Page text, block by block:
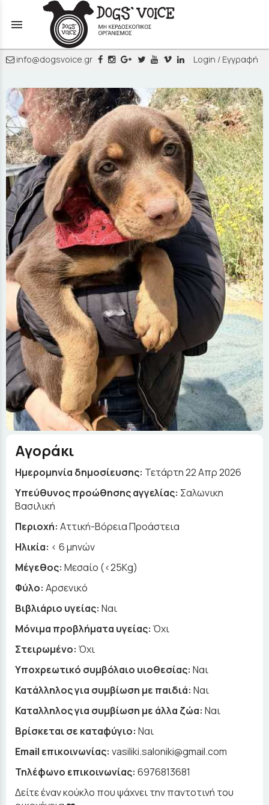
menu
info@dogsvoice.gr Login / Εγγραφή
Αγοράκι
Ημερομηνία δημοσίευσης: Τετάρτη 22 Απρ 2026
Yπεύθυνος προώθησης αγγελίας: Σαλωνικη
Βασιλική
Περιοχή: Αττική-Βόρεια Προάστεια
Ηλικία: < 6 μηνών
Μέγεθος: Μεσαίο (<25Kg)
Φύλο: Αρσενικό
Βιβλιάριο υγείας: Ναι
Μόνιμα προβλήματα υγείας: Όχι
Στειρωμένο: Όχι
Υποχρεωτικό συμβόλαιο υιοθεσίας: Ναι
Κατάλληλος για συμβίωση με παιδιά: Ναι
Καταλληλος για συμβίωση με άλλα ζώα: Ναι
Βρίσκεται σε καταφύγιο: Ναι
Email επικοινωνίας: vasiliki.saloniki@gmail.com
Τηλέφωνο επικοινωνίας: 6976813681
Δείτε έναν κούκλο που ψάχνει την παντοτινή του